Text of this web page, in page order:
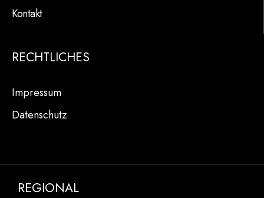
Kontakt
RECHTLICHES
Impressum
Datenschutz
REGIONAL